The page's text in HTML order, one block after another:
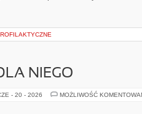
NIEGO
- 20 - 2026 MOŻLIWOŚĆ